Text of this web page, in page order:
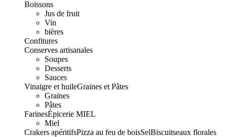
Boissons
Jus de fruit
Vin
bières
Confitures
Conserves artisanales
Soupes
Desserts
Sauces
Vinaigre et huileGraines et Pâtes
Graines
Pâtes
FarinesÉpicerie MIEL
Miel
Crakers apéritifsPizza au feu de boisSelBiscuitseaux florales